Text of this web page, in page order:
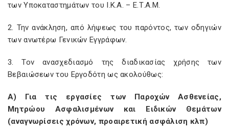
των Υποκαταστημάτων του Ι.Κ.Α. – Ε.Τ.Α.Μ.
2. Την ανάκληση, από λήψεως του παρόντος, των οδηγιών
των ανωτέρω Γενικών Εγγράφων.
3. Τον ανασχεδιασμό της διαδικασίας χρήσης των
Βεβαιώσεων του Εργοδότη ως ακολούθως:
Α) Για τις εργασίες των Παροχών Ασθενείας,
Μητρώου Ασφαλισμένων και Ειδικών Θεμάτων
(αναγνωρίσεις χρόνων, προαιρετική ασφάλιση κλπ)